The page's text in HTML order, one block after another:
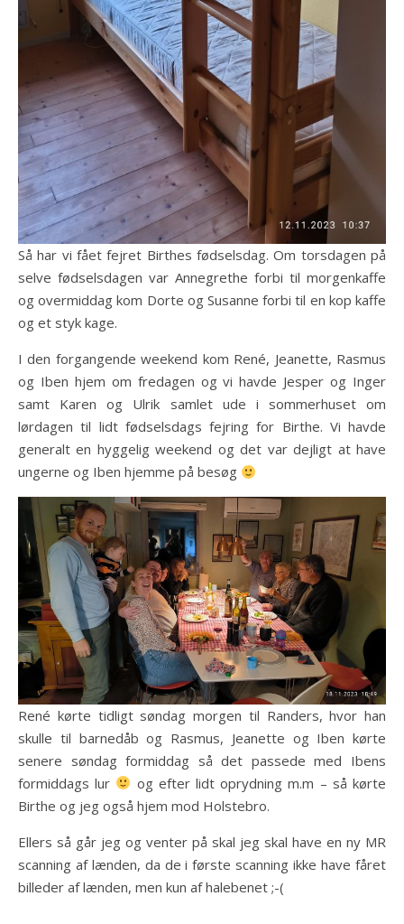
Så har vi fået fejret Birthes fødselsdag. Om torsdagen på
selve fødselsdagen var Annegrethe forbi til morgenkaffe
og overmiddag kom Dorte og Susanne forbi til en kop kaffe
og et styk kage.
I den forgangende weekend kom René, Jeanette, Rasmus
og Iben hjem om fredagen og vi havde Jesper og Inger
samt Karen og Ulrik samlet ude i sommerhuset om
lørdagen til lidt fødselsdags fejring for Birthe. Vi havde
generalt en hyggelig weekend og det var dejligt at have
ungerne og Iben hjemme på besøg
René kørte tidligt søndag morgen til Randers, hvor han
skulle til barnedåb og Rasmus, Jeanette og Iben kørte
senere søndag formiddag så det passede med Ibens
formiddags lur
og efter lidt oprydning m.m – så kørte
Birthe og jeg også hjem mod Holstebro.
Ellers så går jeg og venter på skal jeg skal have en ny MR
scanning af lænden, da de i første scanning ikke have fåret
billeder af lænden, men kun af halebenet ;-(